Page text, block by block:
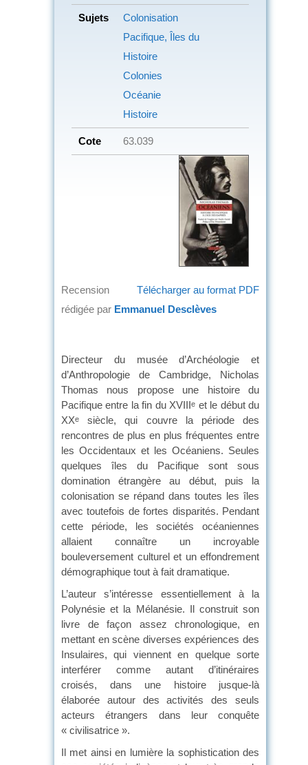
Sujets
Colonisation
Pacifique, Îles du
Histoire
Colonies
Océanie
Histoire
Cote 63.039
Télécharger au format PDF
Recension
rédigée par Emmanuel Desclèves
Directeur du musée d’Archéologie et
d’Anthropologie de Cambridge, Nicholas
Thomas nous propose une histoire du
Pacifique entre la fin du XVIIIe et le début du
XXe
siècle, qui couvre la période des
rencontres de plus en plus fréquentes entre
les Occidentaux et les Océaniens. Seules
quelques îles du Pacifique sont sous
domination étrangère au début, puis la
colonisation se répand dans toutes les îles
avec toutefois de fortes disparités. Pendant
cette période, les sociétés océaniennes
allaient connaître un incroyable
bouleversement culturel et un effondrement
démographique tout à fait dramatique.
L’auteur s’intéresse essentiellement à la
Polynésie et la Mélanésie. Il construit son
livre de façon assez chronologique, en
mettant en scène diverses expériences des
Insulaires, qui viennent en quelque sorte
interférer comme autant d’itinéraires
croisés, dans une histoire jusque-là
élaborée autour des activités des seuls
acteurs étrangers dans leur conquête
« civilisatrice ».
Il met ainsi en lumière la sophistication des